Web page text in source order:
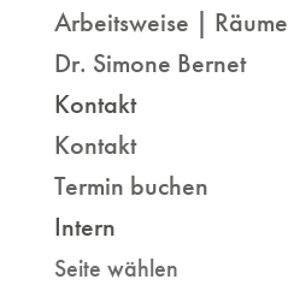
Arbeitsweise | Räume
Dr. Simone Bernet
Kontakt
Kontakt
Termin buchen
Intern
Seite wählen